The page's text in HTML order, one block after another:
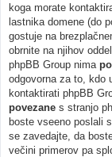
koga morate
lastnika domene (do
gostuje na
obrnite na njihov
phpBB Group nima
odgovorna za to, kdo
kontaktirati phpBB
povezane s stranjo
boste vseeno poslali
se zavedajte, da
večini primerov pa